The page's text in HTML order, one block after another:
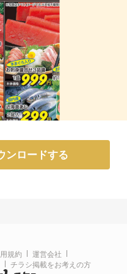
ンロードする
規約
運営会社
チラシ掲載をお考えの方